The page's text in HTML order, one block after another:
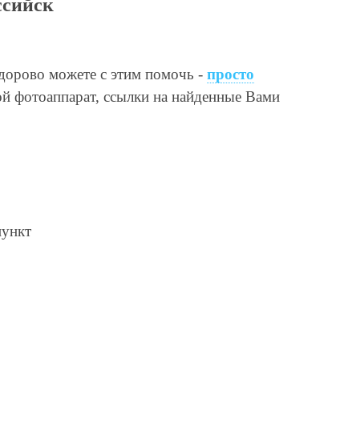
можете с этим помочь - просто
фотоаппарат, ссылки на найденные Вами